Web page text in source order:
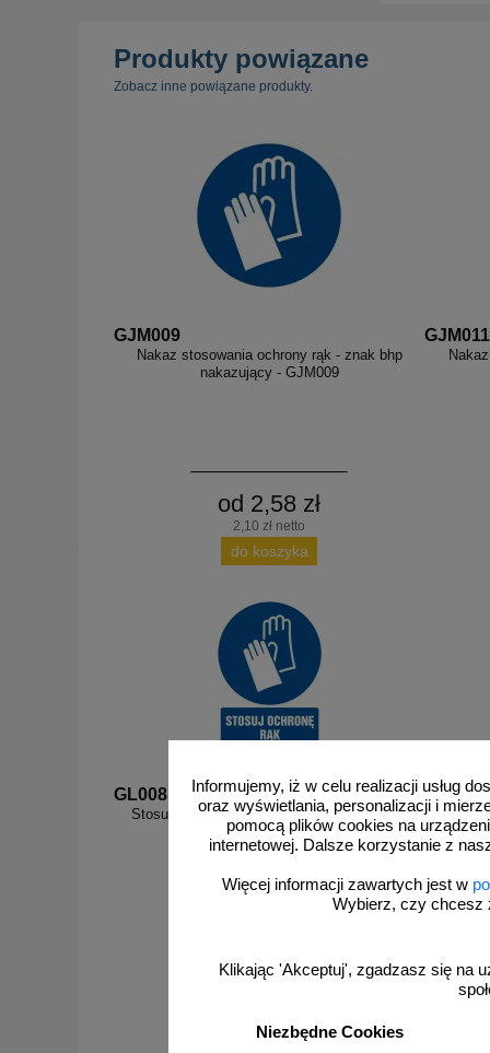
Informujemy, iż w celu realizacji usług
oraz wyświetlania, personalizacji i
pomocą plików cookies na
internetowej. Dalsze korzystanie z
Więcej informacji zawartych jest w
Wybierz, czy chcesz
Klikając 'Akceptuj', zgadzasz się na
Niezbędne Cookies
Produkty powiązane
Zobacz inne powiązane produkty.
GJM009
Nakaz stosowania ochrony rąk - znak bhp
nakazujący - GJM009
od 2,58 zł
2,10 zł netto
do koszyka
GJM011
GL008
Stosuj ochronę rąk - znak bhp nakazujący -
GL008
od 2,96 zł
2,41 zł netto
GL999a